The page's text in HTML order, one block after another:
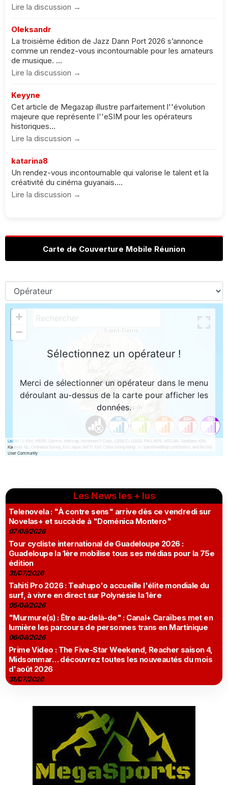
Lire la discussion →
Oleksandr
La troisième édition de Jazz Dann Port 2026 s’annonce
comme un rendez-vous incontournable pour les amateurs
de musique. ...
Lire la discussion →
Keyyne
Cet article de Megazap illustre parfaitement l''évolution
majeure que représente l''eSIM pour les opérateurs
historiques...
Lire la discussion →
katarina8
Un rendez-vous incontournable qui valorise le talent et la
créativité du cinéma guyanais....
Lire la discussion →
Carte de Couverture Mobile Réunion
Les News les + lus
Telenovela : "À contre sens" arrive dès ce vendredi sur
Novelas+ et succède à "Doménica Montero"
07/08/2026
Tour cycliste international de Guadeloupe 2026 :
Guadeloupe la 1ère mobilise tous ses médias pour la 75e
édition
31/07/2026
Tahiti Pro 2026 : Teahupo'o accueille l'élite mondiale du
surf, à vivre en direct sur Polynésie la 1ère
05/08/2026
"Murmure(s) : Être au-delà-de" : Canal+ Caraïbes met en
lumière les parcours de personnes trans en Martinique
06/08/2026
Prime Video : The Five-Star Weekend, Reacher saison 4,
Midsommar… découvrez toutes les nouveautés du mois
d'août 2026
31/07/2026